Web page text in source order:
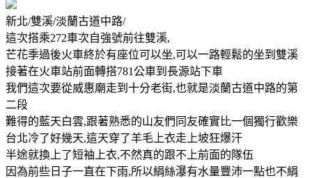
新北/雙溪/淡蘭古道中路/
這次搭乘272車次自強號前往雙溪,
芒花季過後火車終於有座位可以坐,可以一路輕鬆的坐到雙溪
接著在火車站前面轉搭781公車到長源站下車
我們這次要從威惠廟走到十分老街,也就是淡蘭古道中路的第
二段
難得的藍天白雲,跟著熟悉的山友們同友確實比一個獨行歡樂
台北冷了好幾天,這天穿了羊毛上衣走上坡狂爆汗
半途就換上了短袖上衣,不然真的跟不上前面的隊伍
因為前些日子一直在下雨,所以絹絲瀑有水量豐沛一點也不絹